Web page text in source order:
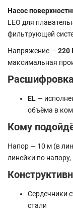
Насос
LEO для
фильтрующей
Напряжение —220
максимальная
EL —
объёма в
Кому
Напор — 10 м (в
линейки по
Сердечники
стали